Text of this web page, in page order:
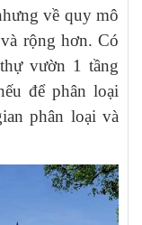
về quy mô
rộng hơn. Có
vườn 1 tầng
để phân loại
phân loại và